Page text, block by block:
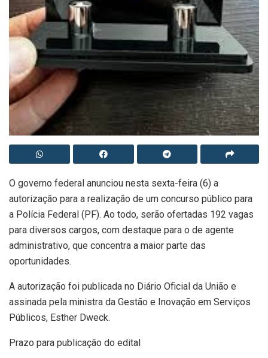
O governo federal anunciou nesta sexta-feira (6) a
autorização para a realização de um concurso público para
a Polícia Federal (PF). Ao todo, serão ofertadas 192 vagas
para diversos cargos, com destaque para o de agente
administrativo, que concentra a maior parte das
oportunidades.
A autorização foi publicada no Diário Oficial da União e
assinada pela ministra da Gestão e Inovação em Serviços
Públicos, Esther Dweck.
Prazo para publicação do edital